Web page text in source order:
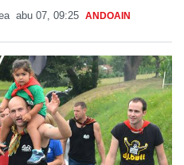
abu 07, 09:25 ANDOAIN